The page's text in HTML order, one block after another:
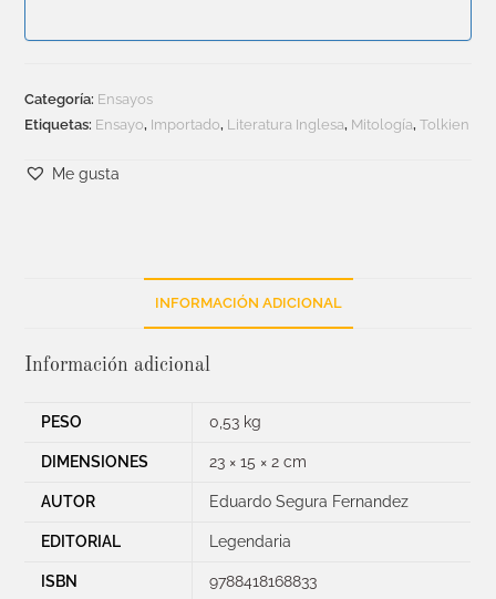
Categoría: Ensayos
Etiquetas: Ensayo, Importado, Literatura Inglesa, Mitología,Tolkien
Me gusta
INFORMACIÓN ADICIONAL
Información adicional
PESO 0,53 kg
DIMENSIONES 23 × 15 × 2 cm
AUTOR Eduardo Segura Fernandez
EDITORIAL Legendaria
ISBN 9788418168833